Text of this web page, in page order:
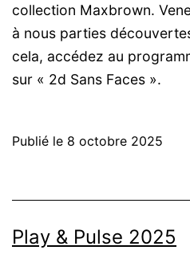
collection Maxbrown.
à nous parties
cela, accédez au
sur « 2d Sans Faces ».
Publié le 8 octobre 2025
Play & Pulse 2025